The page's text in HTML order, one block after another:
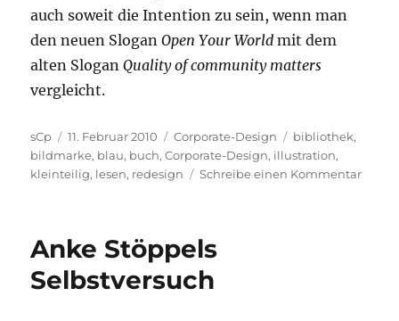
auch soweit die Intention zu sein, wenn man
den neuen SloganOpen Your World mit dem
alten SloganQuality of community matters
vergleicht.
Autor
sCp
Veröffentlicht
am
11. Februar 2010 Kategorien
Corporate-Design Schlagwörter
bibliothek,
bildmarke, blau, buch,Corporate-Design, illustration,
kleinteilig, lesen, redesign Schreibe einen Kommentarzu
Anke Stöppels
Selbstversuch